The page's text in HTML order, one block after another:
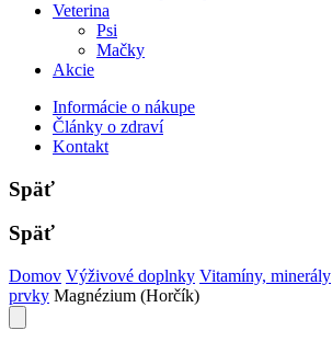
Veterina
Psi
Mačky
Akcie
Informácie o nákupe
Články o zdraví
Kontakt
Späť
Späť
Domov Výživové doplnky Vitamíny, minerály
prvky Magnézium (Horčík)